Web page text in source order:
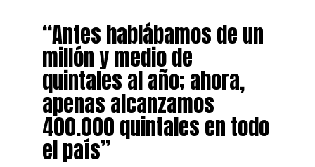
“Antes hablábamos de un
millón y medio de
quintales al año; ahora,
apenas alcanzamos
400.000 quintales en todo
el país”